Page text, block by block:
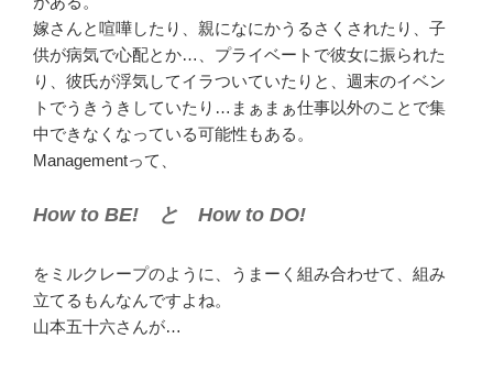
嫁さんと喧嘩したり、親になにかうるさくされたり、子
供が病気で心配とか…、プライベートで彼女に振られた
り、彼氏が浮気してイラついていたりと、週末のイベン
トでうきうきしていたり…まぁまぁ仕事以外のことで集
中できなくなっている可能性もある。
Managementって、
How to BE! と How to DO!
をミルクレープのように、うまーく組み合わせて、組み
立てるもんなんですよね。
山本五十六さんが…